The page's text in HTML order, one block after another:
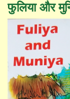
फुलिया और